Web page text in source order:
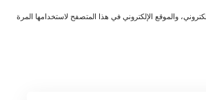
والموقع الإلكتروني في هذا المتصفح لاستخدامها المرة